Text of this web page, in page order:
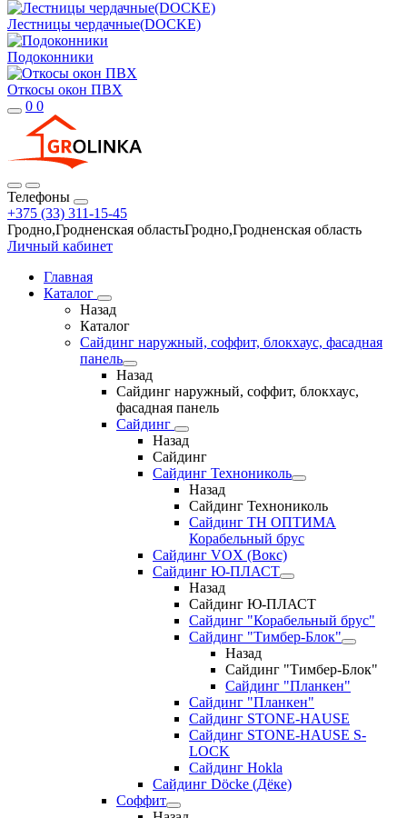
Лестницы чердачные(DOCKE)
Подоконники
Откосы окон ПВХ
0 0
Телефоны
+375 (33) 311-15-45
Гродно,Гродненская областьГродно,Гродненская область
Личный кабинет
Главная
Каталог
Назад
Каталог
Сайдинг наружный, соффит, блокхаус, фасадная
панель
Назад
Сайдинг наружный, соффит, блокхаус,
фасадная панель
Сайдинг
Назад
Сайдинг
Сайдинг Технониколь
Назад
Сайдинг Технониколь
Сайдинг ТН ОПТИМА
Корабельный брус
Сайдинг VOX (Вокс)
Сайдинг Ю-ПЛАСТ
Назад
Сайдинг Ю-ПЛАСТ
Сайдинг "Корабельный брус"
Сайдинг "Тимбер-Блок"
Назад
Сайдинг "Тимбер-Блок"
Сайдинг "Планкен"
Сайдинг "Планкен"
Сайдинг STONE-HAUSE
Сайдинг STONE-HAUSE S-
LOCK
Сайдинг Hokla
Сайдинг Döcke (Дёке)
Соффит